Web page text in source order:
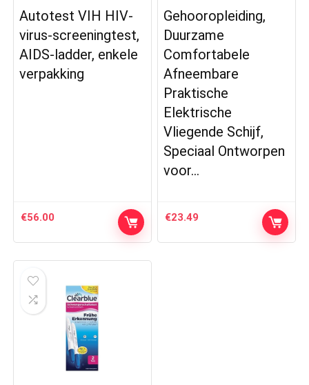
Autotest VIH HIV-
virus-screeningtest,
AIDS-ladder, enkele
verpakking
€56.00
Gehooropleiding,
Duurzame
Comfortabele
Afneembare
Praktische
Elektrische
Vliegende Schijf,
Speciaal Ontworpen
voor…
€23.49